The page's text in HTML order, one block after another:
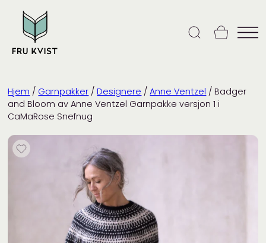
content
Hjem / Garnpakker / Designere /Anne Ventzel / Badger
and Bloom av Anne Ventzel Garnpakke versjon 1 i
CaMaRose Snefnug